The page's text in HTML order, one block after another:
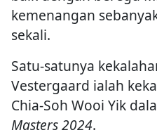
kemenangan
sekali.
Satu-satunya
Vestergaard ialah
Chia-Soh Wooi Yik
Masters 2024.